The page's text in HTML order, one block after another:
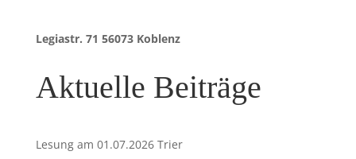
Legiastr. 71 56073 Koblenz
Aktuelle Beiträge
Lesung am 01.07.2026 Trier